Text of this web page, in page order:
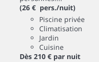
(26 € pers./nuit)
Piscine privée
Climatisation
Jardin
Cuisine
Dès 210 € par nuit